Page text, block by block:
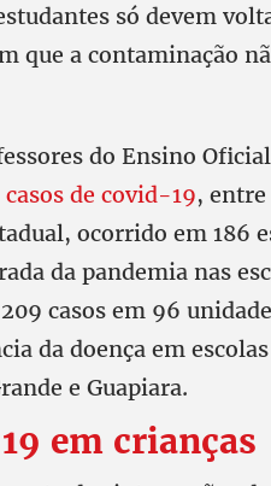
só devem
que a contaminação
do Ensino
de covid-19,
ocorrido em 186
da pandemia nas
casos em 96
da doença em escolas
e Guapiara.
em crianças